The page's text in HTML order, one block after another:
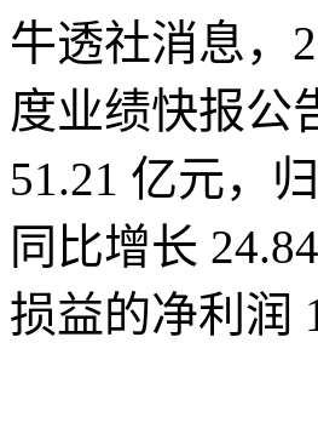
牛透社消息，
度业绩快报公
51.21 亿元，
同比增长
损益的净利润